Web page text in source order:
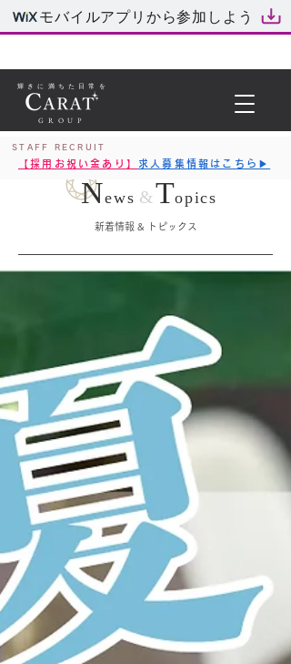
モバイルアプリから参加しよう
輝きに満ちた日常を
GROUP
STAFF RECRUIT
【採用お祝い金あり】 求人募集情報はこちら▶︎
News &Topics
新着情報 & トピックス